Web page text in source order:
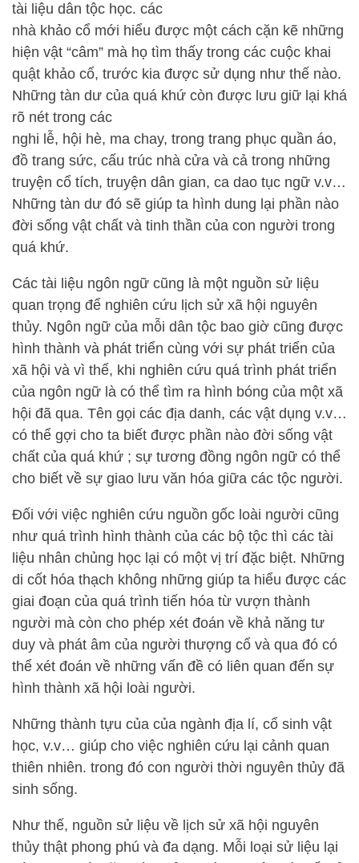
tài liệu dân tộc học. các
nhà khảo cổ mới hiểu được một cách cặn kẽ những
hiện vật “câm” mà họ tìm thấy trong các cuộc khai
quật khảo cổ, trước kia được sử dụng như thế nào.
Những tàn dư của quá khứ còn được lưu giữ lại khá
rõ nét trong các
nghi lễ, hội hè, ma chay, trong trang phục quần áo,
đồ trang sức, cấu trúc nhà cửa và cả trong những
truyện cổ tích, truyện dân gian, ca dao tục ngữ v.v…
Những tàn dư đó sẽ giúp ta hình dung lại phần nào
đời sống vật chất và tinh thần của con người trong
quá khứ.
Các tài liệu ngôn ngữ cũng là một nguồn sử liệu
quan trọng để nghiên cứu lịch sử xã hội nguyên
thủy. Ngôn ngữ của mỗi dân tộc bao giờ cũng được
hình thành và phát triển cùng với sự phát triển của
xã hội và vì thế, khi nghiên cứu quá trình phát triển
của ngôn ngữ là có thể tìm ra hình bóng của một xã
hội đã qua. Tên gọi các địa danh, các vật dụng v.v…
có thể gợi cho ta biết được phần nào đời sống vật
chất của quá khứ ; sự tương đồng ngôn ngữ có thể
cho biết về sự giao lưu văn hóa giữa các tộc người.
Đối với việc nghiên cứu nguồn gốc loài người cũng
như quá trình hình thành của các bộ tộc thì các tài
liệu nhân chủng học lại có một vị trí đặc biệt. Những
di cốt hóa thạch không những giúp ta hiểu được các
giai đoạn của quá trình tiến hóa từ vượn thành
người mà còn cho phép xét đoán về khả năng tư
duy và phát âm của người thượng cổ và qua đó có
thể xét đoán về những vấn đề có liên quan đến sự
hình thành xã hội loài người.
Những thành tựu của của ngành địa lí, cổ sinh vật
học, v.v… giúp cho việc nghiên cứu lại cảnh quan
thiên nhiên. trong đó con người thời nguyên thủy đã
sinh sống.
Như thế, nguồn sử liệu về lịch sử xã hội nguyên
thủy thật phong phú và đa dạng. Mỗi loại sử liệu lại